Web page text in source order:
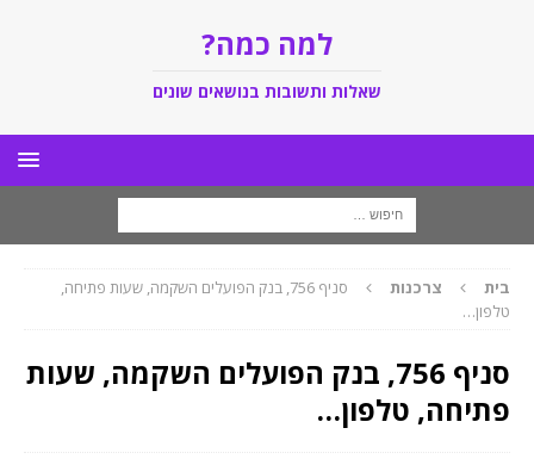
למה כמה?
שאלות ותשובות בנושאים שונים
בית צרכנות
סניף 756, בנק הפועלים השקמה, שעות פתיחה,
טלפון…
סניף 756, בנק הפועלים השקמה, שעות
פתיחה, טלפון…